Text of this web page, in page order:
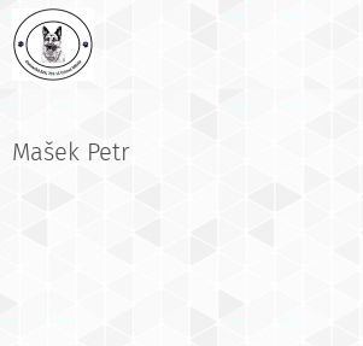
Mašek Petr